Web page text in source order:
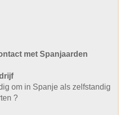
met Spanjaarden
om in Spanje als zelfstandig
?